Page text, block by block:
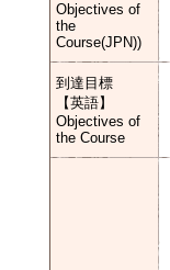
Objectives of
the
Course(JPN))
到達目標
【英語】
Objectives of
the Course